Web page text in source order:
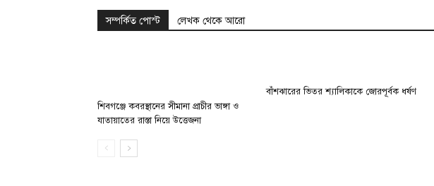
সম্পর্কিত পোস্ট লেখক থেকে আরো
শিবগঞ্জে কবরস্থানের সীমানা প্রাচীর ভাঙ্গা ও
যাতায়াতের রাস্তা নিয়ে উত্তেজনা
বাঁশঝারের ভিতর শ্যালিকাকে জোরপূর্বক ধর্ষণ